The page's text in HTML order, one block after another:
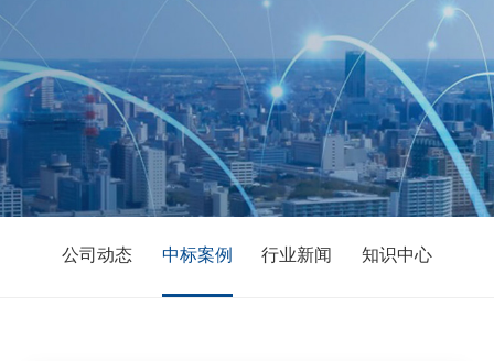
公司动态 中标案例 行业新闻 知识中心